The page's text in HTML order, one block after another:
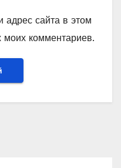
сайта в этом
комментариев.